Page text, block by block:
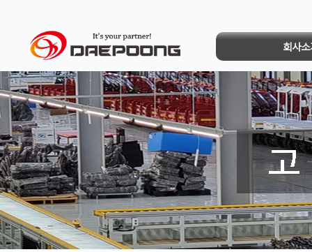
회사